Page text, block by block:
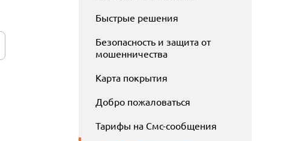
Быстрые решения
Безопасность и защита от
мошенничества
Карта покрытия
Добро пожаловаться
Тарифы на Смс-сообщения